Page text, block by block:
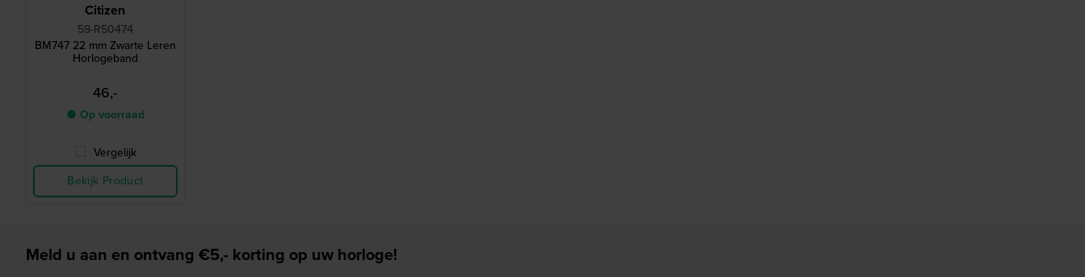
Citizen
59-R50474
BM747 22 mm Zwarte Leren
Horlogeband
46,-
● Op voorraad
Vergelijk
Bekijk Product
Meld u aan en ontvang €5,- korting op uw horloge!